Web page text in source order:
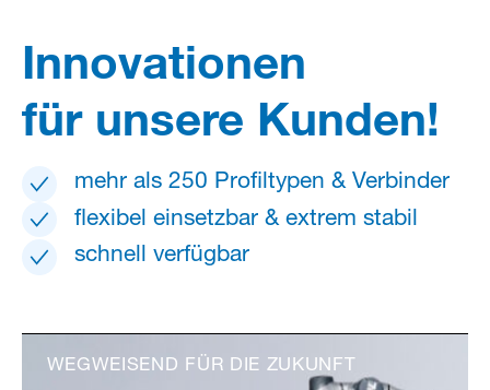
Innovationen
für unsere Kunden!
mehr als 250 Profiltypen & Verbinder
flexibel einsetzbar & extrem stabil
schnell verfügbar
WEGWEISEND FÜR DIE ZUKUNFT